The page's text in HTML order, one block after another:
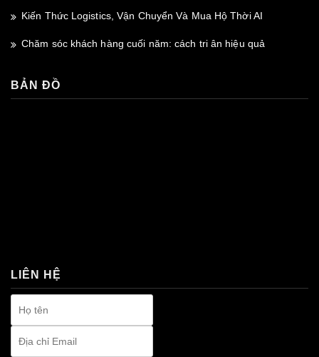
Kiến Thức Logistics, Vận Chuyển Và Mua Hộ Thời AI
Chăm sóc khách hàng cuối năm: cách tri ân hiệu quả
BẢN ĐỒ
LIÊN HỆ